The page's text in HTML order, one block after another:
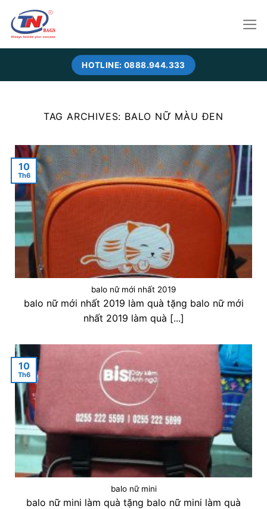
content
HOTLINE: 0888.944.333
TAG ARCHIVES: BALO NỮ MÀU ĐEN
balo nữ mới nhất 2019
balo nữ mới nhất 2019 làm quà tặng balo nữ mới
nhất 2019 làm quà [...]
10
Th6
balo nữ mini
balo nữ mini làm quà tặng balo nữ mini làm quà
10
Th6